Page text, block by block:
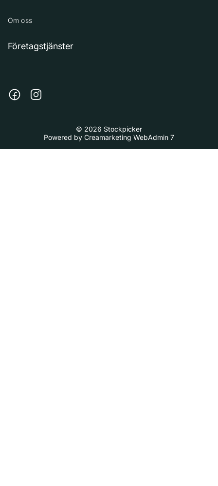
Om oss
Företagstjänster
© 2026 Stockpicker
Powered by Creamarketing WebAdmin 7